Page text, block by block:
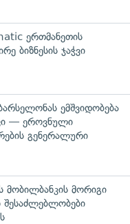
ერთმანეთის
ბიზნესის ჯაჭვი
ემშვიდობება
— ეროვნული
გენერალური
მობილბანკის მორიგი